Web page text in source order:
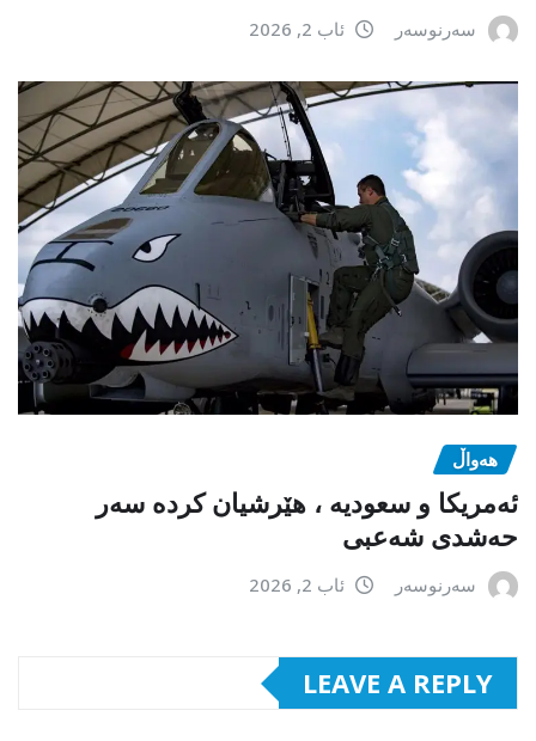
سەرنوسەر ئاب 2, 2026
هەواڵ
ئەمریکا و سعودیە ، هێرشیان کردە سەر
حەشدی شەعبی
سەرنوسەر ئاب 2, 2026
LEAVE A REPLY